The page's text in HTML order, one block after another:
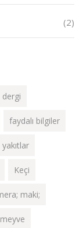
(2)
dergi
faydalı bilgiler
Keçi
maki;
meyve